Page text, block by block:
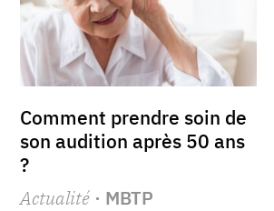
Comment prendre soin de
son audition après 50 ans
?
Actualité · MBTP